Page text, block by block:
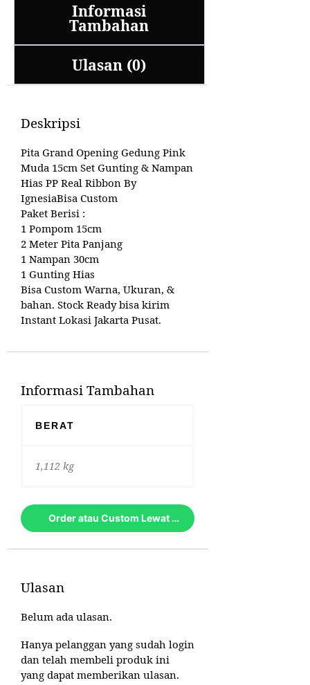
Informasi
Tambahan
Ulasan (0)
Deskripsi
Pita Grand Opening Gedung Pink
Muda 15cm Set Gunting & Nampan
Hias PP Real Ribbon By
IgnesiaBisa Custom
Paket Berisi :
1 Pompom 15cm
2 Meter Pita Panjang
1 Nampan 30cm
1 Gunting Hias
Bisa Custom Warna, Ukuran, &
bahan. Stock Ready bisa kirim
Instant Lokasi Jakarta Pusat.
Informasi Tambahan
BERAT
1,112 kg
Order atau Custom Lewat Whatsapp
Ulasan
Belum ada ulasan.
Hanya pelanggan yang sudah login
dan telah membeli produk ini
yang dapat memberikan ulasan.